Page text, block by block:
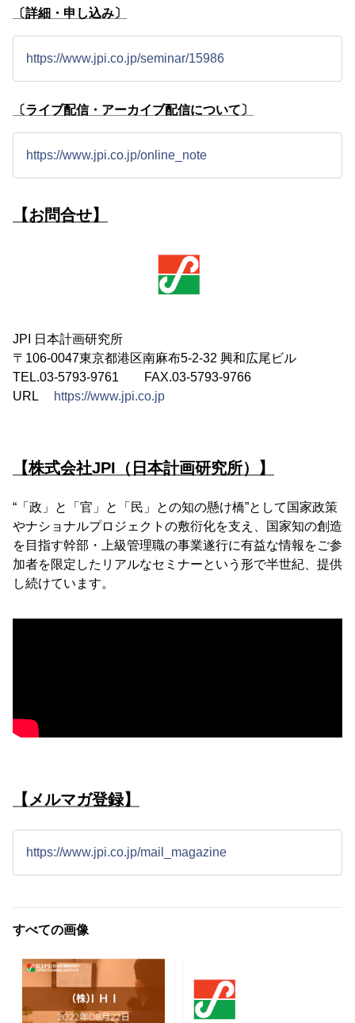
〔詳細・申し込み〕
https://www.jpi.co.jp/seminar/15986
〔ライブ配信・アーカイブ配信について〕
https://www.jpi.co.jp/online_note
【お問合せ】
JPI 日本計画研究所
〒106-0047東京都港区南麻布5-2-32 興和広尾ビル
TEL.03-5793-9761 FAX.03-5793-9766
URL
https://www.jpi.co.jp
【株式会社JPI（日本計画研究所）】
“「政」と「官」と「民」との知の懸け橋”として国家政策
やナショナルプロジェクトの敷衍化を支え、国家知の創造
を目指す幹部・上級管理職の事業遂行に有益な情報をご参
加者を限定したリアルなセミナーという形で半世紀、提供
し続けています。
【メルマガ登録】
https://www.jpi.co.jp/mail_magazine
すべての画像